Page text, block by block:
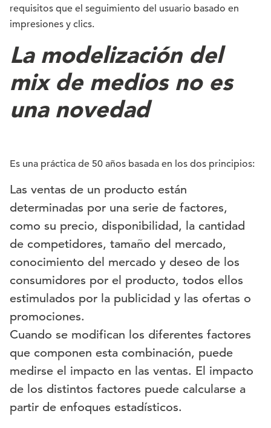
requisitos que el seguimiento del usuario basado en
impresiones y clics.
La modelización del
mix de medios no es
una novedad
Es una práctica de 50 años basada en los dos principios:
Las ventas de un producto están
determinadas por una serie de factores,
como su precio, disponibilidad, la cantidad
de competidores, tamaño del mercado,
conocimiento del mercado y deseo de los
consumidores por el producto, todos ellos
estimulados por la publicidad y las ofertas o
promociones.
Cuando se modifican los diferentes factores
que componen esta combinación, puede
medirse el impacto en las ventas. El impacto
de los distintos factores puede calcularse a
partir de enfoques estadísticos.